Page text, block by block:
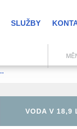
SLUŽBY
VODA V 18,9